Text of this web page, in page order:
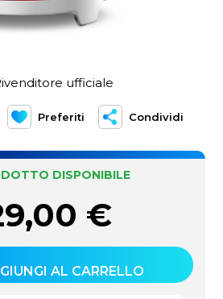
ufficiale
Preferiti Condividi
DISPONIBILE
€
AL CARRELLO